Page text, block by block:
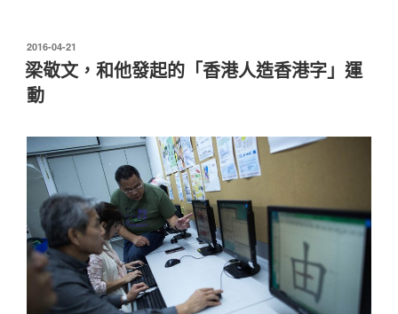
掀
長
義
工
親
授
香
港
發
表
於
2016-04-21
梁敬文，和他發起的「香港人造香港字」運
動